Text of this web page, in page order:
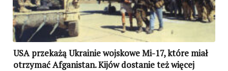
USA przekażą Ukrainie wojskowe Mi-17, które miał
otrzymać Afganistan. Kijów dostanie też więcej